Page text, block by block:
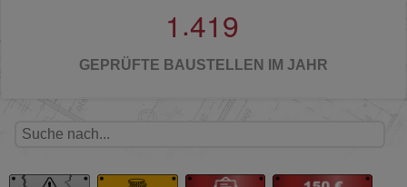
1 .419
GEPRÜFTE BAUSTELLEN IM JAHR